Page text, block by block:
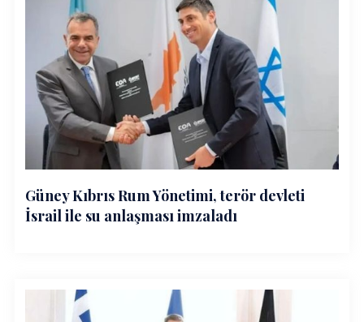
Güney Kıbrıs Rum Yönetimi, terör devleti
İsrail ile su anlaşması imzaladı